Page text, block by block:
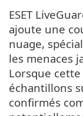
ESET
ajoute une
nuage,
les menaces
Lorsque
échantillons
confirmés